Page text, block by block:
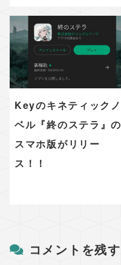
Keyのキネティックノ
ベル『終のステラ』の
スマホ版がリリー
ス！！
コメントを残す